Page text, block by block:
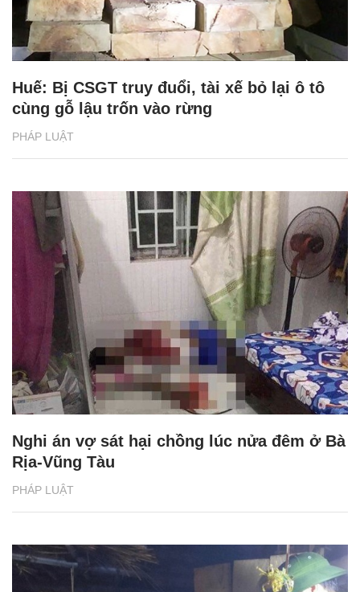
PHÁP LUẬT
Huế: Bị CSGT truy đuổi, tài xế bỏ lại ô tô
cùng gỗ lậu trốn vào rừng
PHÁP LUẬT
Nghi án vợ sát hại chồng lúc nửa đêm ở Bà
Rịa-Vũng Tàu